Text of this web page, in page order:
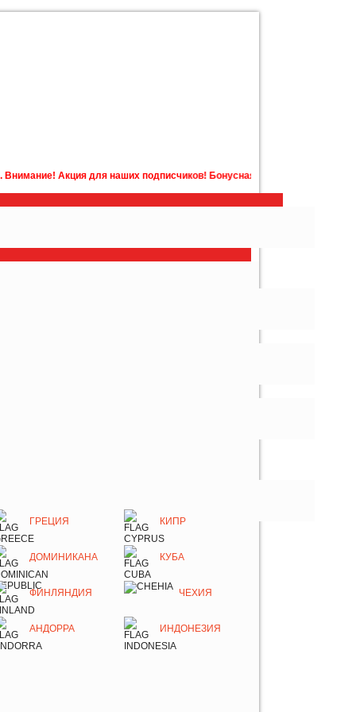
наших подписчиков! Бонусная карта с бонусами на счету в подарок!
ГРЕЦИЯ КИПР
ДОМИНИКАНА КУБА
ФИНЛЯНДИЯ ЧЕХИЯ
АНДОРРА ИНДОНЕЗИЯ